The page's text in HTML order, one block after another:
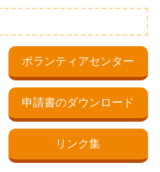
ボランティアセンター
申請書のダウンロード
リンク集